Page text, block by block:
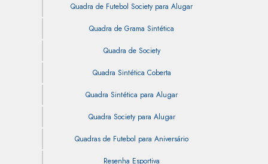
Quadra de Futebol Society para Alugar
Quadra de Grama Sintética
Quadra de Society
Quadra Sintética Coberta
Quadra Sintética para Alugar
Quadra Society para Alugar
Quadras de Futebol para Aniversário
Resenha Esportiva